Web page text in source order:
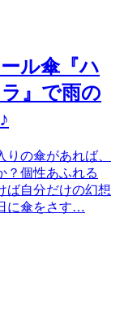
ル傘『ハ
』で雨の
の傘があれば、
？個性あふれる
ば自分だけの幻想
に傘をさす…